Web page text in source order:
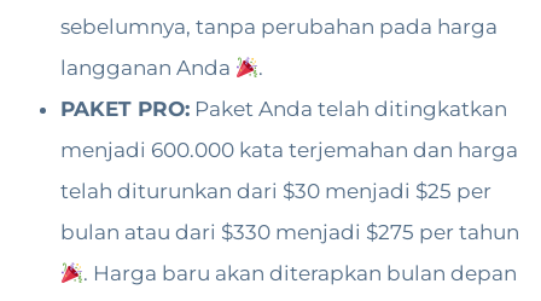
sebelumnya, tanpa perubahan pada harga
langganan Anda
.
PAKET PRO: Paket Anda telah ditingkatkan
menjadi 600.000 kata terjemahan dan harga
telah diturunkan dari $30 menjadi $25 per
bulan atau dari $330 menjadi $275 per tahun
. Harga baru akan diterapkan bulan depan